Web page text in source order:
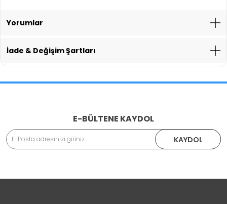
Yorumlar
Adınız Soyadınız
İade & Değişim Şartları
İade veya Değişim İşlemini Nasıl Yapabilirim?
DEĞİŞİM
E-BÜLTENE KAYDOL
KAYDOL